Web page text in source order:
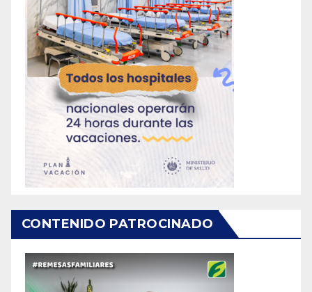
CONTENIDO PATROCINADO